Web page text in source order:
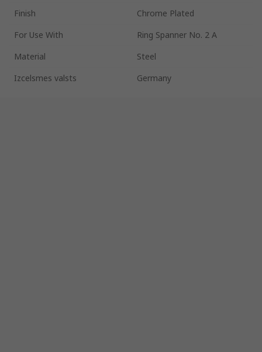
Finish
Chrome Plated
For Use With
Ring Spanner No. 2 A
Material
Steel
Izcelsmes valsts
Germany